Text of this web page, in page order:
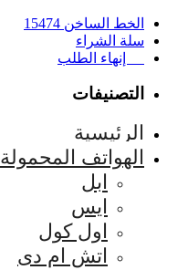
الخط الساخن 15474
سلة الشراء
إنهاء الطلب
التصنيفات
الرئيسية
الهواتف المحمولة
ابل
ايس
اول كول
اتش ام دى